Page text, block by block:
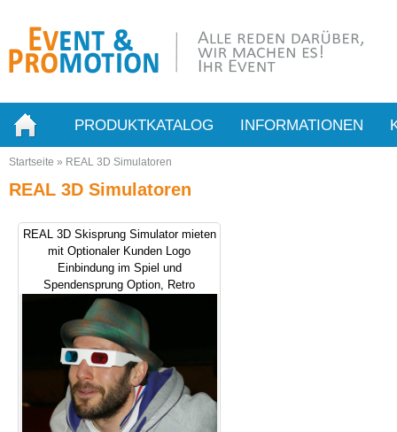
PRODUKTKATALOG INFORMATIONEN
Startseite » REAL 3D Simulatoren
REAL 3D Simulatoren
REAL 3D Skisprung Simulator mieten
mit Optionaler Kunden Logo
Einbindung im Spiel und
Spendensprung Option, Retro
Simulator mieten